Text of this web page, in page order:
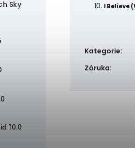
Sky
10.0
I Believe
Kategorie:
Záruka: